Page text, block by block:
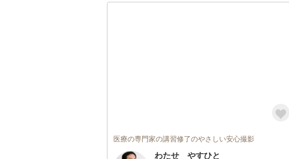
医療の専門家の講習修了のやさしい安心撮影
わたせ やすひと